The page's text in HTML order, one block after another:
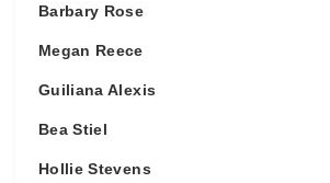
Barbary Rose
Megan Reece
Guiliana Alexis
Bea Stiel
Hollie Stevens